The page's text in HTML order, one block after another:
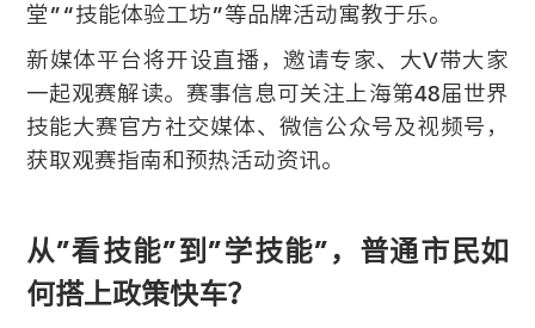
堂”“技能体验工坊”等品牌活动寓教于乐。
新媒体平台将开设直播，邀请专家、大V带大家
一起观赛解读。赛事信息可关注上海第48届世界
技能大赛官方社交媒体、微信公众号及视频号，
获取观赛指南和预热活动资讯。
从”看技能”到”学技能”，普通市民如
何搭上政策快车？